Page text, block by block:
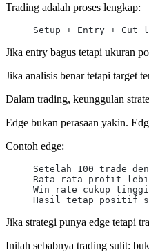
Trading adalah proses lengkap:
Setup + Entry + Cut
Jika entry bagus tetapi ukuran
Jika analisis benar tetapi target
Dalam trading, keunggulan
Edge bukan perasaan yakin.
Contoh edge:
Setelah 100 trade
Rata-rata profit
Win rate cukup tinggi
Hasil tetap positif
Jika strategi punya edge tetapi
Inilah sebabnya trading sulit: